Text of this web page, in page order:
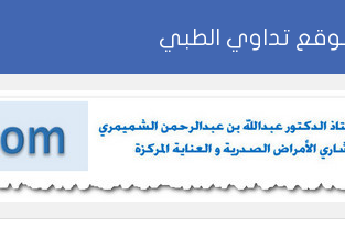
تداوي الطبي